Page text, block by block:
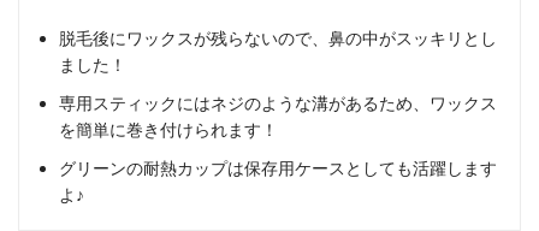
脱毛後にワックスが残らないので、鼻の中がスッキリとし
ました！
専用スティックにはネジのような溝があるため、ワックス
を簡単に巻き付けられます！
グリーンの耐熱カップは保存用ケースとしても活躍します
よ♪